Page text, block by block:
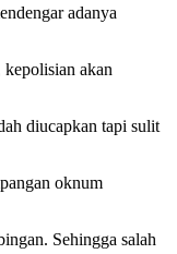
adanya
kepolisian akan
diucapkan tapi sulit
oknum
Sehingga salah